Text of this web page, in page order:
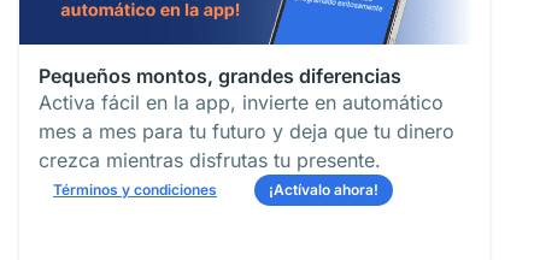
Pequeños montos, grandes diferencias
Activa fácil en la app, invierte en automático
mes a mes para tu futuro y deja que tu dinero
crezca mientras disfrutas tu presente.
Términos y condiciones ¡Actívalo ahora!